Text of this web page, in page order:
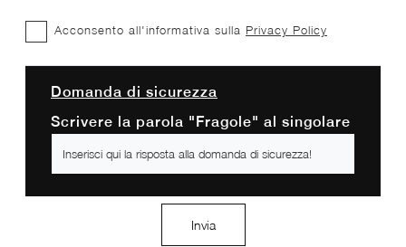
Acconsento all'informativa sulla Privacy Policy
Domanda di sicurezza
Scrivere la parola "Fragole" al singolare
Invia